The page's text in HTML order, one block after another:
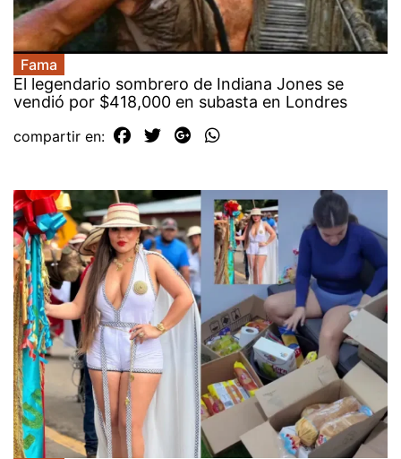
Fama
El legendario sombrero de Indiana Jones se
vendió por $418,000 en subasta en Londres
compartir en: